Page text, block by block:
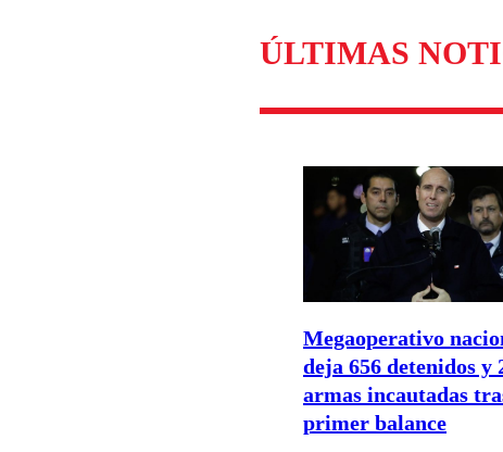
ÚLTIMAS
Megaoperativo
deja 656 detenidos y
armas incautadas
primer balance